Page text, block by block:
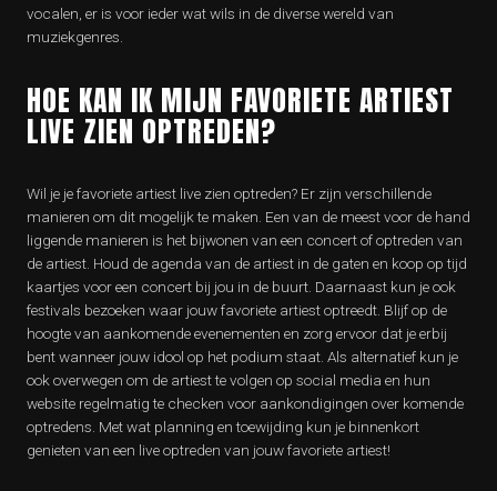
vocalen, er is voor ieder wat wils in de diverse wereld van
muziekgenres.
HOE KAN IK MIJN FAVORIETE ARTIEST
LIVE ZIEN OPTREDEN?
Wil je je favoriete artiest live zien optreden? Er zijn verschillende
manieren om dit mogelijk te maken. Een van de meest voor de hand
liggende manieren is het bijwonen van een concert of optreden van
de artiest. Houd de agenda van de artiest in de gaten en koop op tijd
kaartjes voor een concert bij jou in de buurt. Daarnaast kun je ook
festivals bezoeken waar jouw favoriete artiest optreedt. Blijf op de
hoogte van aankomende evenementen en zorg ervoor dat je erbij
bent wanneer jouw idool op het podium staat. Als alternatief kun je
ook overwegen om de artiest te volgen op social media en hun
website regelmatig te checken voor aankondigingen over komende
optredens. Met wat planning en toewijding kun je binnenkort
genieten van een live optreden van jouw favoriete artiest!